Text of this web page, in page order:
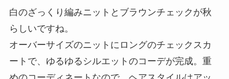
白のざっくり編みニットとブラウンチェックが秋
らしいですね。
オーバーサイズのニットにロングのチェックスカ
ートで、ゆるゆるシルエットのコーデが完成。重